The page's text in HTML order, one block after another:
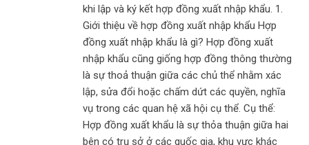
khi lập và ký kết hợp đồng xuất nhập khẩu. 1.
Giới thiệu về hợp đồng xuất nhập khẩu Hợp
đồng xuất nhập khẩu là gì? Hợp đồng xuất
nhập khẩu cũng giống hợp đồng thông thường
là sự thoả thuận giữa các chủ thể nhằm xác
lập, sửa đổi hoặc chấm dứt các quyền, nghĩa
vụ trong các quan hệ xã hội cụ thể. Cụ thể:
Hợp đồng xuất khẩu là sự thỏa thuận giữa hai
bên có trụ sở ở các quốc gia, khu vực khác